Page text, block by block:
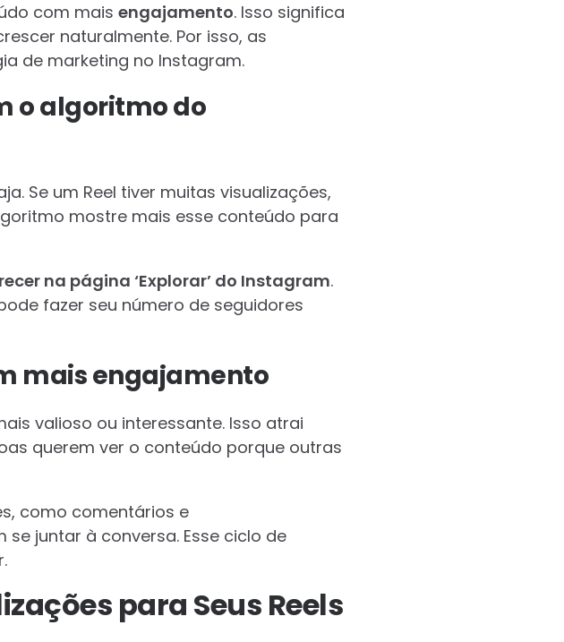
com mais engajamento. Isso significa
naturalmente. Por isso, as
de marketing no Instagram.
o algoritmo do
Se um Reel tiver muitas visualizações,
mostre mais esse conteúdo para
na página ‘Explorar’ do Instagram.
fazer seu número de seguidores
mais engajamento
valioso ou interessante. Isso atrai
querem ver o conteúdo porque outras
como comentários e
juntar à conversa. Esse ciclo de
para Seus Reels